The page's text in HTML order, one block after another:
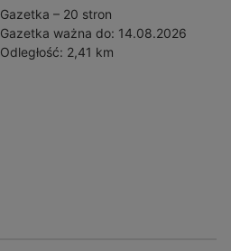
Gazetka – 20 stron
Gazetka ważna do: 14.08.2026
Odległość: 2,41 km